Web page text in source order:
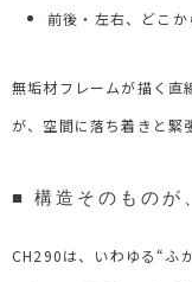
前後・左右、どこ
無垢材フレームが描く直
が、空間に落ち着きと緊
■ 構造そのものが
CH290は、いわゆる“ふ